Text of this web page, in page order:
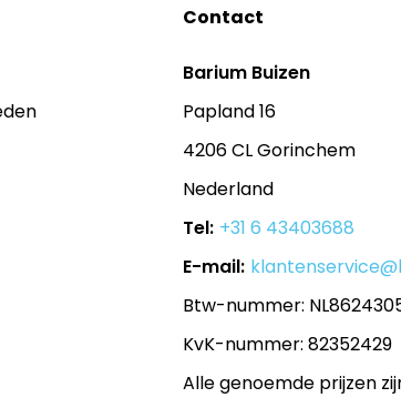
Contact
Barium Buizen
Papland 16
4206 CL Gorinchem
Nederland
Tel: +31 6 43403688
E-mail:
Btw-nummer:
KvK-nummer: 82352429
Alle genoemde prijzen